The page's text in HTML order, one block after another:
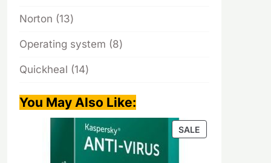
Norton 1313
Operating system
88
Quickheal 1414
You May Also Like:
SALEPRODUCT
ON